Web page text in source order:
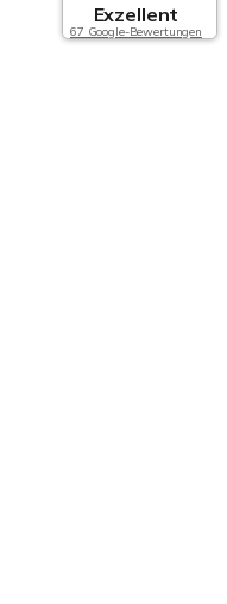
Exzellent
67 Google-Bewertungen